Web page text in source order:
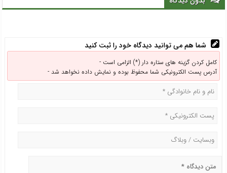
شما هم می توانید دیدگاه خود را ثبت کنید
کامل کردن گزینه های ستاره دار (*) الزامی است -
آدرس پست الکترونیکی شما محفوظ بوده و نمایش داده نخواهد شد -